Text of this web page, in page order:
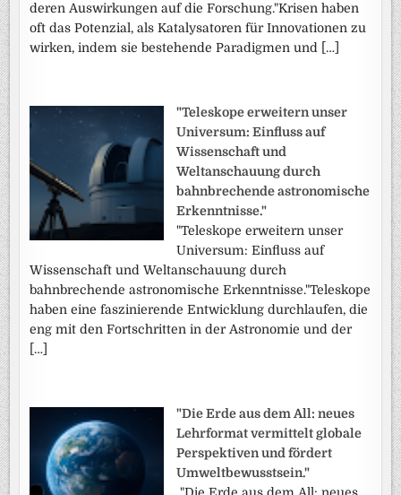
deren Auswirkungen auf die Forschung."Krisen haben
oft das Potenzial, als Katalysatoren für Innovationen zu
wirken, indem sie bestehende Paradigmen und […]
"Teleskope erweitern unser
Universum: Einfluss auf
Wissenschaft und
Weltanschauung durch
bahnbrechende astronomische
Erkenntnisse."
"Teleskope erweitern unser
Universum: Einfluss auf
Wissenschaft und Weltanschauung durch
bahnbrechende astronomische Erkenntnisse."Teleskope
haben eine faszinierende Entwicklung durchlaufen, die
eng mit den Fortschritten in der Astronomie und der
[…]
"Die Erde aus dem All: neues
Lehrformat vermittelt globale
Perspektiven und fördert
Umweltbewusstsein."